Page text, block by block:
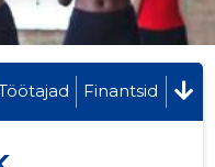
Finantsid